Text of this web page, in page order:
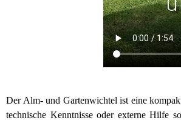
Der Alm- und Gartenwichtel ist eine
technische Kenntnisse oder externe Hilfe